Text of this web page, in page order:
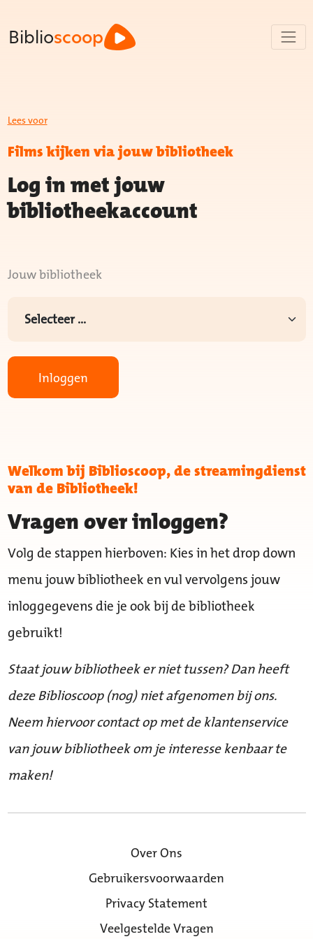
Biblioscoop
Lees voor
Films kijken via jouw bibliotheek
Log in met jouw
bibliotheekaccount
Jouw bibliotheek
Inloggen
Welkom bij Biblioscoop, de streamingdienst
van de Bibliotheek!
Vragen over inloggen?
Volg de stappen hierboven: Kies in het drop down
menu jouw bibliotheek en vul vervolgens jouw
inloggegevens die je ook bij de bibliotheek
gebruikt!
Staat jouw bibliotheek er niet tussen? Dan heeft
deze Biblioscoop (nog) niet afgenomen bij ons.
Neem hiervoor contact op met de klantenservice
van jouw bibliotheek om je interesse kenbaar te
maken!
Over Ons
Gebruikersvoorwaarden
Privacy Statement
Veelgestelde Vragen